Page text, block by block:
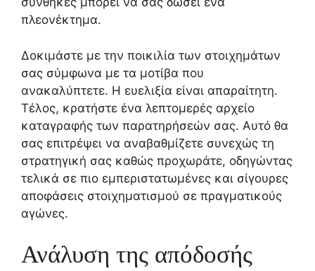
πλεονέκτημα.
Δοκιμάστε με την ποικιλία των στοιχημάτων
σας σύμφωνα με τα μοτίβα που
ανακαλύπτετε. Η ευελιξία είναι απαραίτητη.
Τέλος, κρατήστε ένα λεπτομερές αρχείο
καταγραφής των παρατηρήσεών σας. Αυτό θα
σας επιτρέψει να αναβαθμίζετε συνεχώς τη
στρατηγική σας καθώς προχωράτε, οδηγώντας
τελικά σε πιο εμπεριστατωμένες και σίγουρες
αποφάσεις στοιχηματισμού σε πραγματικούς
αγώνες.
Ανάλυση της απόδοσής